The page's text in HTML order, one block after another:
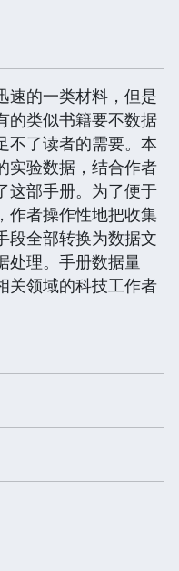
速的一类材料，但是
的类似书籍要不数据
不了读者的需要。本
实验数据，结合作者
这部手册。为了便于
作者操作性地把收集
段全部转换为数据文
处理。手册数据量
关领域的科技工作者